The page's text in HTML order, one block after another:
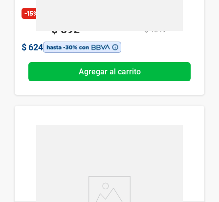
-15%
$ 892 $ 1049
$ 624
Agregar al carrito